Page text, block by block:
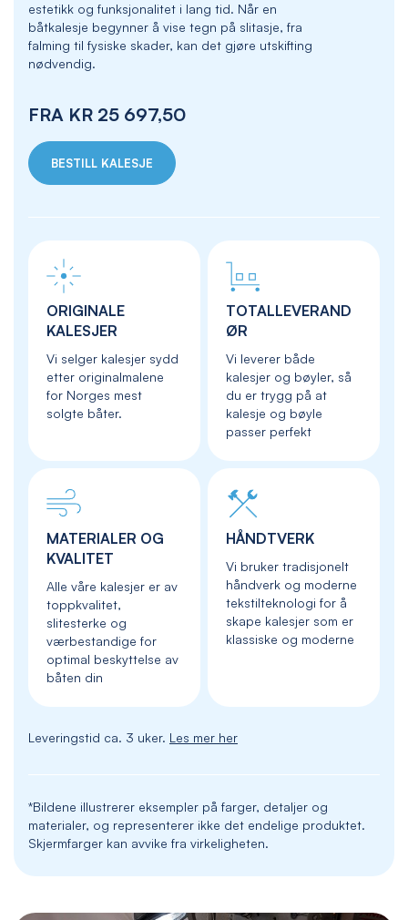
estetikk og funksjonalitet i lang tid. Når en
båtkalesje begynner å vise tegn på slitasje, fra
falming til fysiske skader, kan det gjøre utskifting
nødvendig.
FRA KR 25 697,50
BESTILL KALESJE
ORIGINALE
KALESJER
Vi selger kalesjer sydd
etter originalmalene
for Norges mest
solgte båter.
TOTALLEVERAND
ØR
Vi leverer både
kalesjer og bøyler, så
du er trygg på at
kalesje og bøyle
passer perfekt
MATERIALER OG
KVALITET
Alle våre kalesjer er av
toppkvalitet,
slitesterke og
værbestandige for
optimal beskyttelse av
båten din
HÅNDTVERK
Vi bruker tradisjonelt
håndverk og moderne
tekstilteknologi for å
skape kalesjer som er
klassiske og moderne
Leveringstid ca. 3 uker. Les mer her
*Bildene illustrerer eksempler på farger, detaljer og
materialer, og representerer ikke det endelige produktet.
Skjermfarger kan avvike fra virkeligheten.
gallery